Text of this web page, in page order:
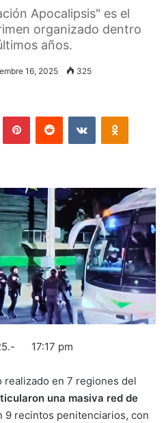
Apocalipsis" es el
organizado dentro
años.
16, 2025 325
PinterestReddit VKontakte
17:17 pm
realizado en 7 regiones del
una masiva red de
9 recintos penitenciarios, con